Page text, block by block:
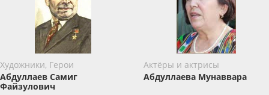
Художники, Герои
Абдуллаев Самиг
Файзулович
Актёры и актрисы
Абдуллаева Мунаввара